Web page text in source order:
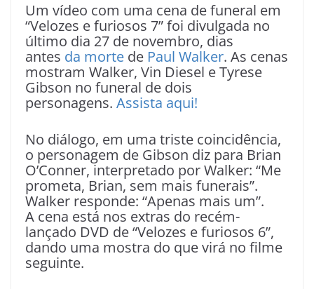
Um vídeo com uma cena de funeral em
“Velozes e furiosos 7” foi divulgada no
último dia 27 de novembro, dias
antes da morte de Paul Walker. As cenas
mostram Walker, Vin Diesel e Tyrese
Gibson no funeral de dois
personagens. Assista aqui!
No diálogo, em uma triste coincidência,
o personagem de Gibson diz para Brian
O’Conner, interpretado por Walker: “Me
prometa, Brian, sem mais funerais”.
Walker responde: “Apenas mais um”.
A cena está nos extras do recém-
lançado DVD de “Velozes e furiosos 6”,
dando uma mostra do que virá no filme
seguinte.